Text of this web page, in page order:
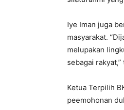
Iye Iman juga
masyarakat.
melupakan
sebagai rakyat,”
Ketua Terpilih
peemohonan